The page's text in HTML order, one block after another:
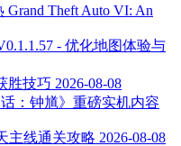
Theft Auto VI: An
- 优化地图体验与
胜技巧 2026-08-08
：钟馗》重磅实机内容
主线通关攻略 2026-08-08